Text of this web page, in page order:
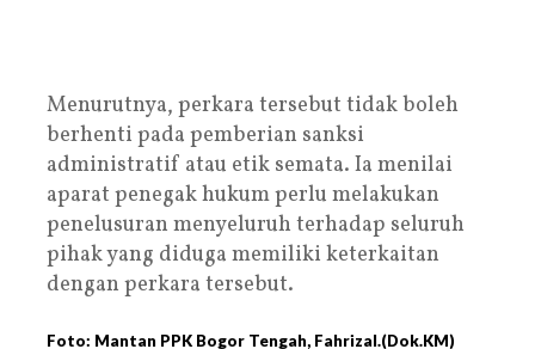
Menurutnya, perkara tersebut tidak boleh
berhenti pada pemberian sanksi
administratif atau etik semata. Ia menilai
aparat penegak hukum perlu melakukan
penelusuran menyeluruh terhadap seluruh
pihak yang diduga memiliki keterkaitan
dengan perkara tersebut.
Foto: Mantan PPK Bogor Tengah, Fahrizal.(Dok.KM)